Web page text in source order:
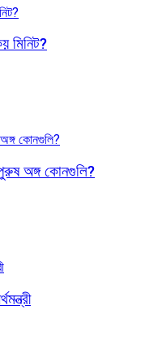
মিনিট?
পুরুষ অঙ্গ কোনগুলি?